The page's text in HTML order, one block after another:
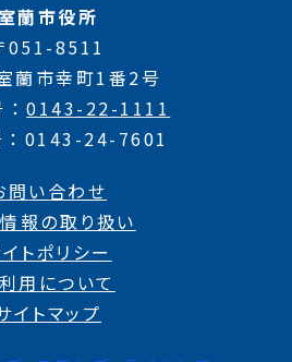
蘭市役所
051-8511
蘭市幸町1番2号
0143-22-1111
0143-24-7601
問い合わせ
報の取り扱い
トポリシー
用について
イトマップ